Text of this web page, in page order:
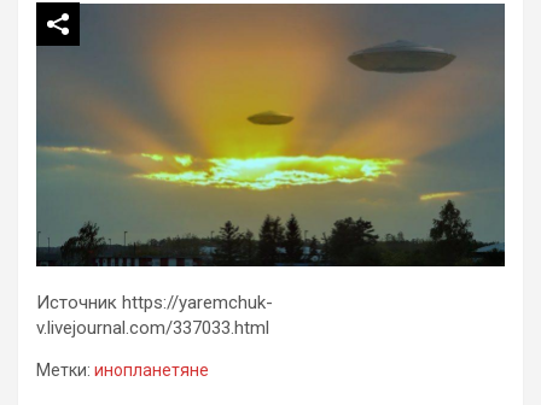
Источник https://yaremchuk-
v.livejournal.com/337033.html
Метки: инопланетяне